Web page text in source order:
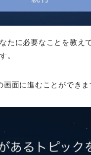
たに必要なことを教え
。
面に進むことができま